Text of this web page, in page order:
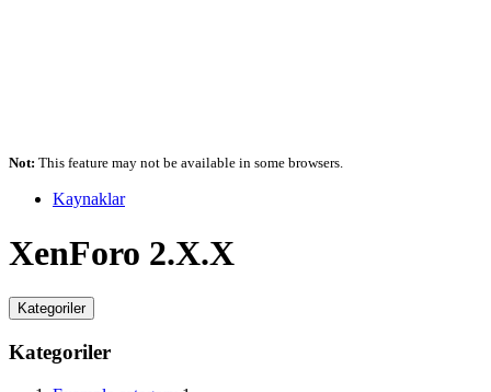
Not: This feature may not be available in some browsers.
Kaynaklar
XenForo 2.X.X
Kategoriler
Kategoriler